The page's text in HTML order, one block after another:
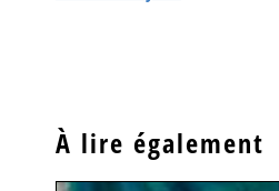
À lire également